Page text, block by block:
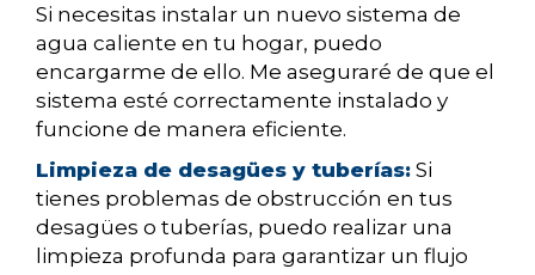
Si necesitas instalar un nuevo sistema de
agua caliente en tu hogar, puedo
encargarme de ello. Me aseguraré de que el
sistema esté correctamente instalado y
funcione de manera eficiente.
Limpieza de desagües y tuberías: Si
tienes problemas de obstrucción en tus
desagües o tuberías, puedo realizar una
limpieza profunda para garantizar un flujo